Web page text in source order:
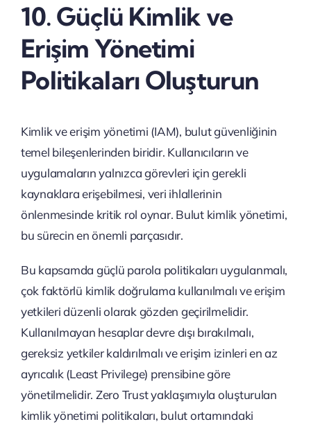
10. Güçlü Kimlik ve
Erişim Yönetimi
Politikaları Oluşturun
Kimlik ve erişim yönetimi (IAM), bulut güvenliğinin
temel bileşenlerinden biridir. Kullanıcıların ve
uygulamaların yalnızca görevleri için gerekli
kaynaklara erişebilmesi, veri ihlallerinin
önlenmesinde kritik rol oynar. Bulut kimlik yönetimi,
bu sürecin en önemli parçasıdır.
Bu kapsamda güçlü parola politikaları uygulanmalı,
çok faktörlü kimlik doğrulama kullanılmalı ve erişim
yetkileri düzenli olarak gözden geçirilmelidir.
Kullanılmayan hesaplar devre dışı bırakılmalı,
gereksiz yetkiler kaldırılmalı ve erişim izinleri en az
ayrıcalık (Least Privilege) prensibine göre
yönetilmelidir. Zero Trust yaklaşımıyla oluşturulan
kimlik yönetimi politikaları, bulut ortamındaki